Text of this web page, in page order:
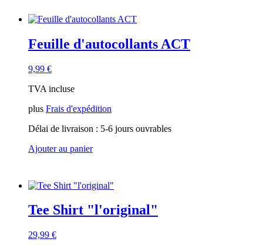
Feuille d'autocollants ACT
9,99 €
TVA incluse
plus Frais d'expédition
Délai de livraison : 5-6 jours ouvrables
Ajouter au panier
Tee Shirt "l'original"
29,99 €